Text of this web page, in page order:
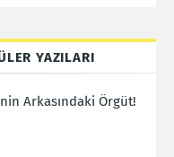
YAZILARI
Arkasındaki Örgüt!